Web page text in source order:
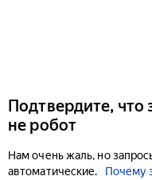
Подтвердите, что
не робот
Нам очень жаль, но
автоматические.
Почему